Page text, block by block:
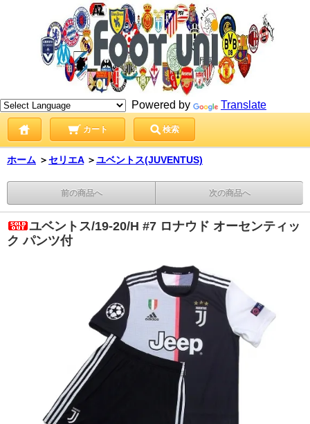
Powered by Translate
カート 検索
ホーム ＞セリエA ＞ユベントス(JUVENTUS)
前の商品へ 次の商品へ
ユベントス/19-20/H #7 ロナウド オーセンティッ
ク パンツ付